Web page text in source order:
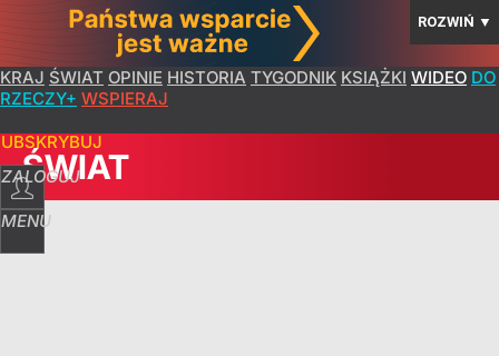
ROZWIŃ ▼
KRAJ ŚWIAT OPINIE HISTORIA TYGODNIK KSIĄŻKI WIDEO DO
RZECZY+ WSPIERAJ
ZALOGUJ
MENU
ŚWIAT